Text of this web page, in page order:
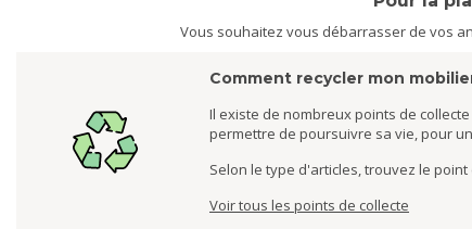
Vous souhaitez vous débarrasser de vos
Comment recycler mon
Il existe de nombreux points de
permettre de poursuivre sa vie, pour
Selon le type d'articles, trouvez le
Voir tous les points de collecte